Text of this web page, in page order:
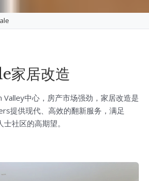
家居改造
Valley中心，房产市场强劲，家居改造是
提供现代、高效的翻新服务，满足
社区的高期望。